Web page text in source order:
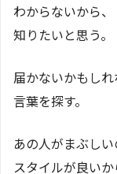
わからないから、
知りたいと思う。
届かないかもしれ
言葉を探す。
あの人がまぶしい
スタイルが良いか